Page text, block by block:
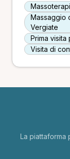
Massaggio
Vergiate
Prima
Visita di
La piattaforma